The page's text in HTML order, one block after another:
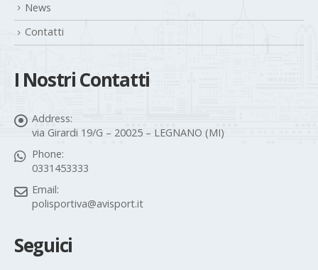
News
Contatti
I Nostri Contatti
Address:
via Girardi 19/G – 20025 – LEGNANO (MI)
Phone:
0331453333
Email:
polisportiva@avisport.it
Seguici